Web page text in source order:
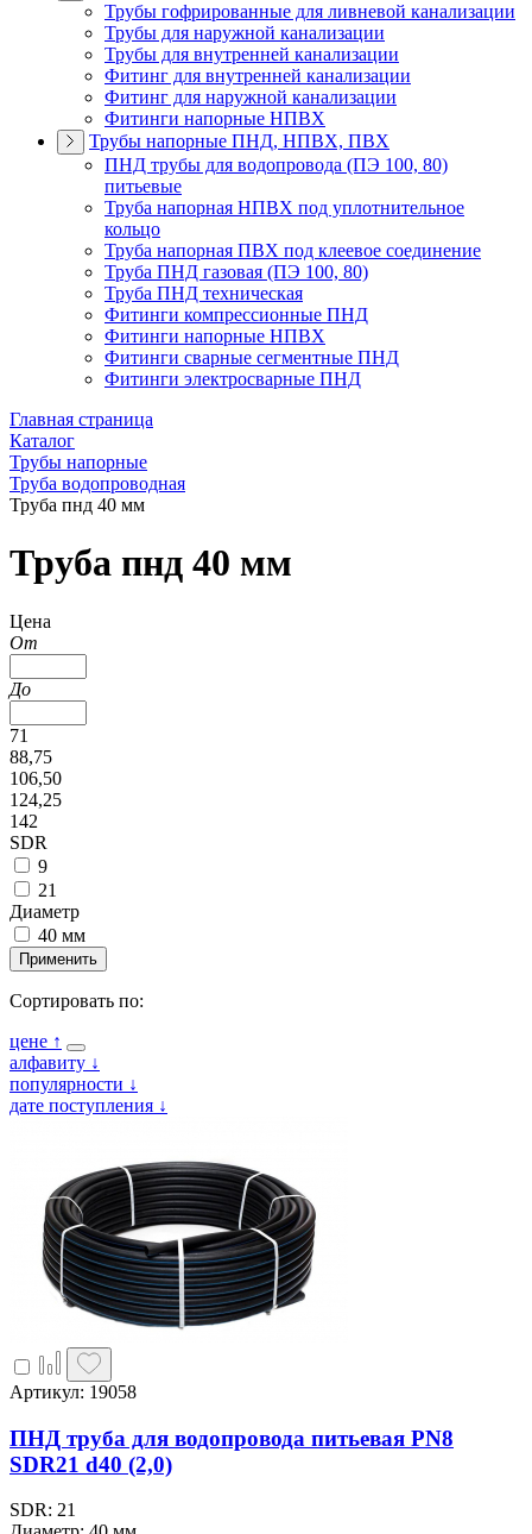
Трубы гофрированные для ливневой канализации
Трубы для наружной канализации
Трубы для внутренней канализации
Фитинг для внутренней канализации
Фитинг для наружной канализации
Фитинги напорные НПВХ
Трубы напорные ПНД, НПВХ, ПВХ
ПНД трубы для водопровода (ПЭ 100, 80)
питьевые
Труба напорная НПВХ под уплотнительное
кольцо
Труба напорная ПВХ под клеевое соединение
Труба ПНД газовая (ПЭ 100, 80)
Труба ПНД техническая
Фитинги компрессионные ПНД
Фитинги напорные НПВХ
Фитинги сварные сегментные ПНД
Фитинги электросварные ПНД
Главная страница
Каталог
Трубы напорные
Труба водопроводная
Труба пнд 40 мм
Труба пнд 40 мм
Цена
От
До
71
88,75
106,50
124,25
142
SDR
9
21
Диаметр
40 мм
Применить
Сортировать по:
цене ↑
алфавиту ↓
популярности ↓
дате поступления ↓
Артикул: 19058
ПНД труба для водопровода питьевая PN8
SDR21 d40 (2,0)
SDR: 21